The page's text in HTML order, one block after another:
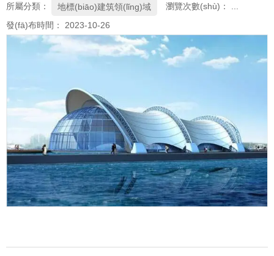
所屬分類： 地標(biāo)建筑領(lǐng)域 瀏覽次數(shù)：
發(fā)布時間： 2023-10-26